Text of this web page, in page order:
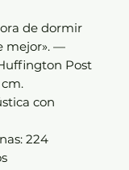
de dormir
mejor». —
Post
con
224